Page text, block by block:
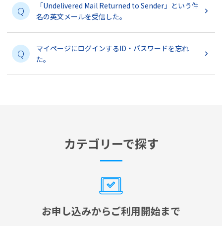
Q
「Undelivered Mail Returned to Sender」という件
名の英文メールを受信した。
Q
マイページにログインするID・パスワードを忘れ
た。
カテゴリーで探す
お申し込みからご利用開始まで